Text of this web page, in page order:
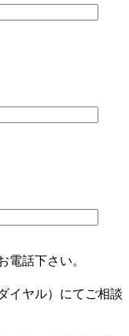
電話下さい。
イヤル）にてご相談